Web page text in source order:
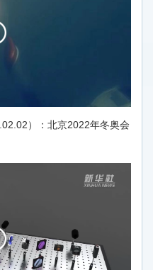
）：北京2022年冬奥会